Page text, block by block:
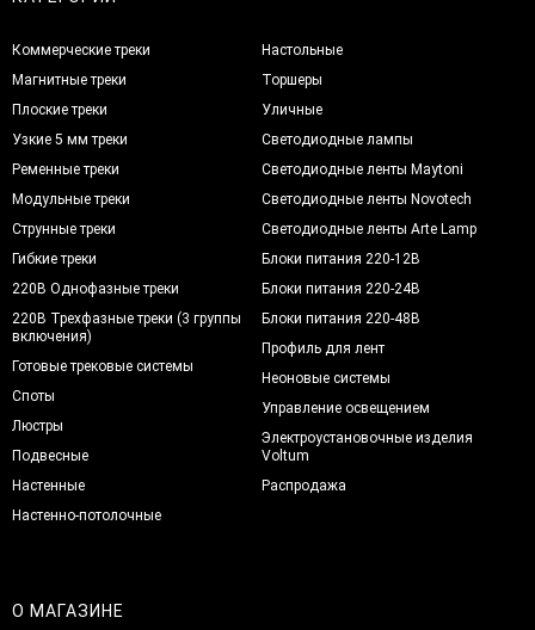
Коммерческие треки
Магнитные треки
Плоские треки
Узкие 5 мм треки
Ременные треки
Модульные треки
Струнные треки
Гибкие треки
220В Однофазные треки
220В Трехфазные треки (3 группы
включения)
Готовые трековые системы
Споты
Люстры
Подвесные
Настенные
Настенно-потолочные
Настольные
Торшеры
Уличные
Светодиодные лампы
Светодиодные ленты Maytoni
Светодиодные ленты Novotech
Светодиодные ленты Arte Lamp
Блоки питания 220-12В
Блоки питания 220-24В
Блоки питания 220-48В
Профиль для лент
Неоновые системы
Управление освещением
Электроустановочные изделия
Voltum
Распродажа
О МАГАЗИНЕ